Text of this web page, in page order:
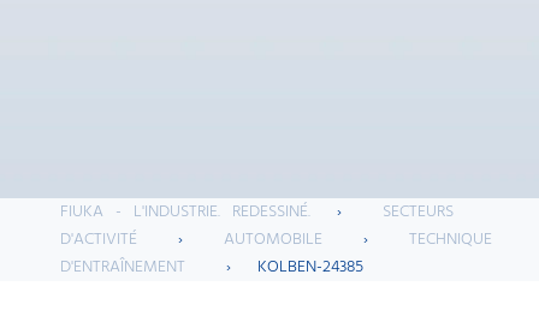
FIUKA - L'INDUSTRIE. REDESSINÉ. ›
SECTEURS
D'ACTIVITÉ
› AUTOMOBILE ›
TECHNIQUE
D'ENTRAÎNEMENT
› KOLBEN-24385